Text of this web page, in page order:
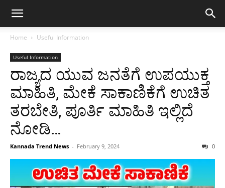
Home Useful Information
Useful Information
ರಾಜ್ಯದ ಯುವ ಜನತೆಗೆ ಉಪಯುಕ್ತ
ಮಾಹಿತಿ, ಮೇಕೆ ಸಾಕಾಣಿಕೆಗೆ ಉಚಿತ
ತರಬೇತಿ, ಪೂರ್ತಿ ಮಾಹಿತಿ ಇಲ್ಲಿದೆ
ನೋಡಿ…
Kannada Trend News - February 9, 2024 0